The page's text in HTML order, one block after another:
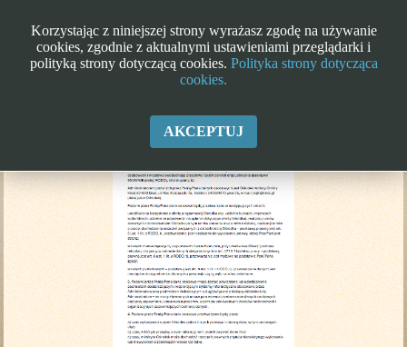
Klauzula informacyjna RODO
Korzystając z niniejszej strony wyrażasz zgodę na używanie
cookies, zgodnie z aktualnymi ustawieniami przeglądarki i
polityką strony dotyczącą cookies. Polityka strony dotycząca
cookies.
AKCEPTUJ